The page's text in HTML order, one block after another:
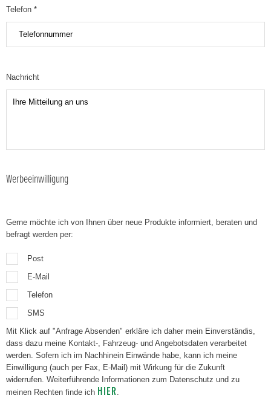
Telefon *
Nachricht
Werbeeinwilligung
Gerne möchte ich von Ihnen über neue Produkte informiert, beraten und
befragt werden per:
Post
E-Mail
Telefon
SMS
Mit Klick auf "Anfrage Absenden" erkläre ich daher mein Einverständis,
dass dazu meine Kontakt-, Fahrzeug- und Angebotsdaten verarbeitet
werden. Sofern ich im Nachhinein Einwände habe, kann ich meine
Einwilligung (auch per Fax, E-Mail) mit Wirkung für die Zukunft
widerrufen. Weiterführende Informationen zum Datenschutz und zu
meinen Rechten finde ich HIER